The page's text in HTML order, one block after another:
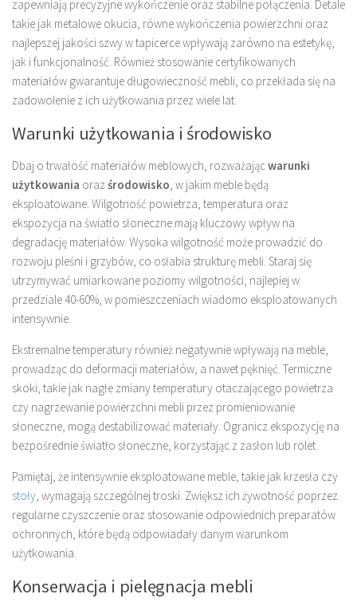
zapewniają precyzyjne wykończenie oraz stabilne połączenia. Detale
takie jak metalowe okucia, równe wykończenia powierzchni oraz
najlepszej jakości szwy w tapicerce wpływają zarówno na estetykę,
jak i funkcjonalność. Również stosowanie certyfikowanych
materiałów gwarantuje długowieczność mebli, co przekłada się na
zadowolenie z ich użytkowania przez wiele lat.
Warunki użytkowania i środowisko
Dbaj o trwałość materiałów meblowych, rozważającwarunki
użytkowania oraz środowisko , w jakim meble będą
eksploatowane. Wilgotność powietrza, temperatura oraz
ekspozycja na światło słoneczne mają kluczowy wpływ na
degradację materiałów. Wysoka wilgotność może prowadzić do
rozwoju pleśni i grzybów, co osłabia strukturę mebli. Staraj się
utrzymywać umiarkowane poziomy wilgotności, najlepiej w
przedziale 40-60%, w pomieszczeniach wiadomo eksploatowanych
intensywnie.
Ekstremalne temperatury również negatywnie wpływają na meble,
prowadząc do deformacji materiałów, a nawet pęknięć. Termiczne
skoki, takie jak nagłe zmiany temperatury otaczającego powietrza
czy nagrzewanie powierzchni mebli przez promieniowanie
słoneczne, mogą destabilizować materiały. Ogranicz ekspozycję na
bezpośrednie światło słoneczne, korzystając z zasłon lub rolet.
Pamiętaj, że intensywnie eksploatowane meble, takie jak krzesła czy
stoły , wymagają szczególnej troski. Zwiększ ich żywotność poprzez
regularne czyszczenie oraz stosowanie odpowiednich preparatów
ochronnych, które będą odpowiadały danym warunkom
użytkowania.
Konserwacja i pielęgnacja mebli